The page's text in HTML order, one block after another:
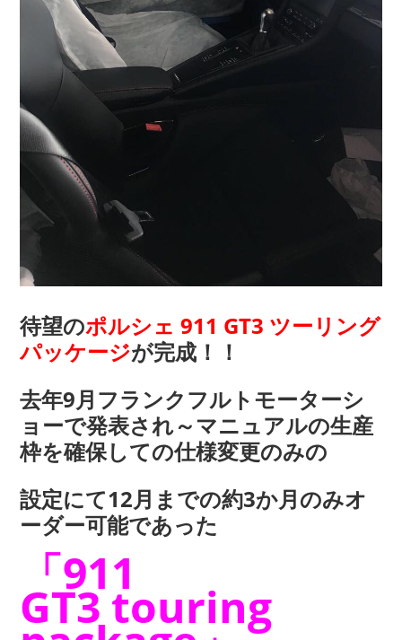
待望のポルシェ 911 GT3 ツーリング
パッケージが完成！！
去年9月フランクフルトモーターシ
ョーで発表され～マニュアルの生産
枠を確保しての仕様変更のみの
設定にて12月までの約3か月のみオ
ーダー可能であった
「911
GT3 touring